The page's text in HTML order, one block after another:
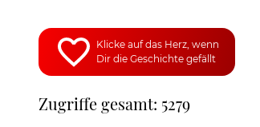
Klicke auf das Herz, wenn
Dir die Geschichte gefällt
Zugriffe gesamt: 5279